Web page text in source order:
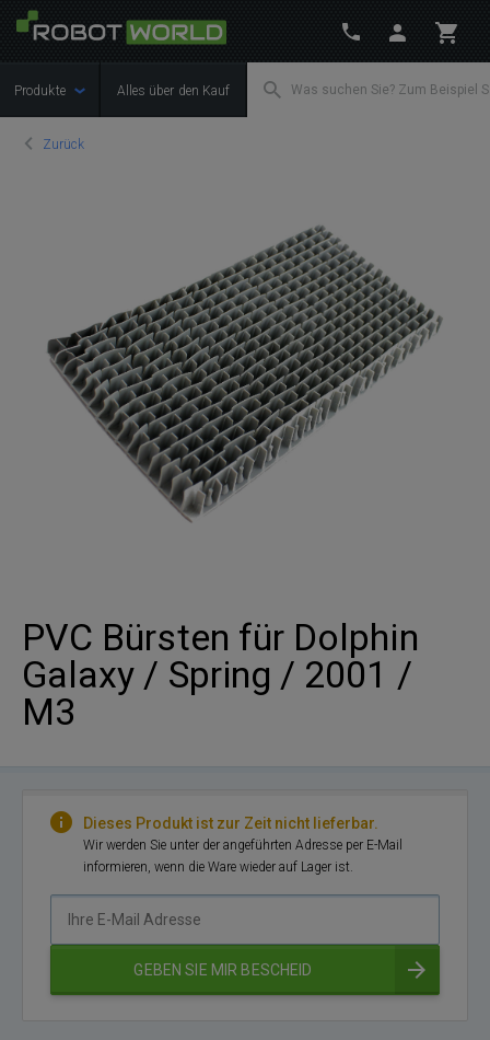
Produkte Alles über den Kauf
Zurück
PVC Bürsten für Dolphin
Galaxy / Spring / 2001 /
M3
Dieses Produkt ist zur Zeit nicht lieferbar.
Wir werden Sie unter der angeführten Adresse per E-Mail
informieren, wenn die Ware wieder auf Lager ist.
GEBEN SIE MIR BESCHEID